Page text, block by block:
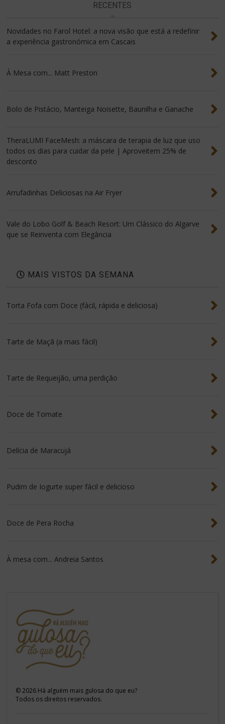
RECENTES
Novidades no Farol Hotel: a nova visão que está a redefinir
a experiência gastronómica em Cascais
À Mesa com... Matt Preston
Bolo de Pistácio, Manteiga Noisette, Baunilha e Ganache
TheraLUMI FaceMesh: a máscara de terapia de luz que uso
todos os dias para cuidar da pele | Aproveitem 25% de
desconto
Arrufadinhas Deliciosas na Air Fryer
Vale do Lobo Golf & Beach Resort: Um Clássico do Algarve
que se Reinventa com Elegância
MAIS VISTOS DA SEMANA
Torta Fofa com Doce (fácil, rápida e deliciosa)
Tarte de Maçã (a mais fácil)
Tarte de Requeijão, uma perdição
Doce de Tomate
Delícia de Maracujá
Pudim de Iogurte super fácil e delicioso
Doce de Pera Rocha
À mesa com... Andreia Santos
©2026 Há alguém mais gulosa do que eu?
Todos os direitos reservados.